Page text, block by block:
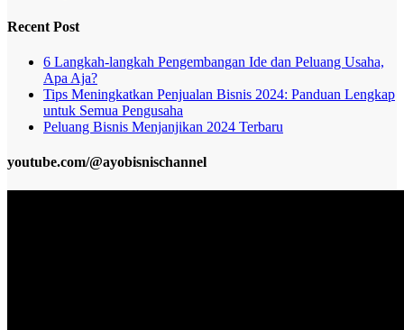
Recent Post
6 Langkah-langkah Pengembangan Ide dan Peluang Usaha,
Apa Aja?
Tips Meningkatkan Penjualan Bisnis 2024: Panduan Lengkap
untuk Semua Pengusaha
Peluang Bisnis Menjanjikan 2024 Terbaru
youtube.com/@ayobisnischannel